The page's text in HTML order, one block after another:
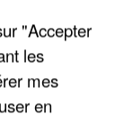
"Accepter
les
mes
en